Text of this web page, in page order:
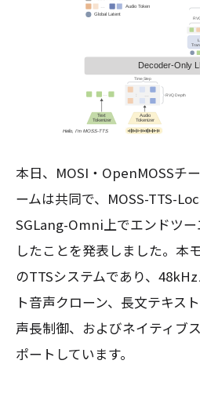
本日、MOSI・OpenMOSSチ
ームは共同で、MOSS-TTS-
SGLang-Omni上でエンドツ
したことを発表しました。本
のTTSシステムであり、
ト音声クローン、長文テキス
声長制御、およびネイティブ
ポートしています。